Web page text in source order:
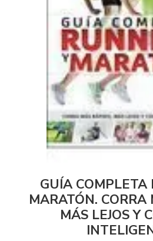
GUÍA COMPLETA
MARATÓN. CORRA
MÁS LEJOS Y